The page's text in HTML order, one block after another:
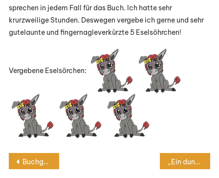
sprechen in jedem Fall für das Buch. Ich hatte sehr
krurzweilige Stunden. Deswegen vergebe ich gerne und sehr
gutelaunte und fingernagleverkürzte 5 Eselsöhrchen!
Vergebene Eselsörchen:
Beitragsnavigation
Buchgeschichte: Der Greif „Ein dunkles Geschenk“ von Nora Roberts